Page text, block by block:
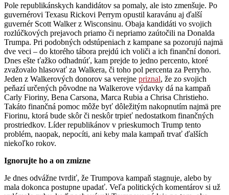
Pole republikánskych kandidátov sa pomaly, ale isto zmenšuje. Po
guvernérovi Texasu Rickovi Perrym opustil karavánu aj ďalší
guvernér Scott Walker z Wisconsinu. Obaja kandidáti vo svojich
rozlúčkových prejavoch priamo či nepriamo zaútočili na Donalda
Trumpa. Pri podobných odstúpeniach z kampane sa pozorujú najmä
dve veci – do ktorého tábora prejdú ich voliči a ich finanční donori.
Dnes ešte ťažko odhadnúť, kam prejde to jedno percento, ktoré
zvažovalo hlasovať za Walkera, či toho pol percenta za Perryho.
Jeden z Walkerových donorov sa verejne priznal, že zo svojich
peňazí určených pôvodne na Walkerove výdavky dá na kampaň
Carly Fioriny, Bena Carsona, Marca Rubia a Chrisa Christieho.
Takáto finančná pomoc môže byť dôležitým nakopnutím najmä pre
Fiorinu, ktorá bude skôr či neskôr trpieť nedostatkom finančných
prostriedkov. Líder republikánov v prieskumoch Trump tento
problém, naopak, nepocíti, ani keby mala kampaň trvať ďalších
niekoľko rokov.
Ignorujte ho a on zmizne
Je dnes odvážne tvrdiť, že Trumpova kampaň stagnuje, alebo by
mala dokonca postupne upadať. Veľa politických komentárov si už